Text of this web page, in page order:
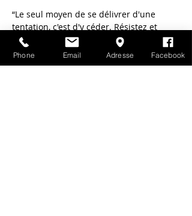
“Le seul moyen de se délivrer d'une
tentation, c'est d'y céder. Résistez et
votre âme se rend malade à force de
languir ce qu'elle s'interdit.”Oscar Wilde
Phone Email Adresse Facebook